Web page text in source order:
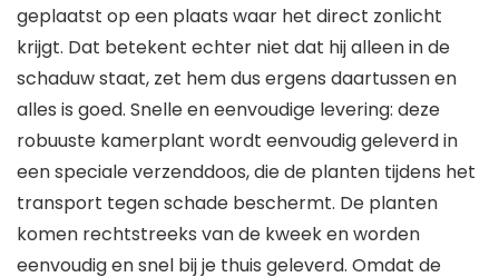
geplaatst op een plaats waar het direct zonlicht
krijgt. Dat betekent echter niet dat hij alleen in de
schaduw staat, zet hem dus ergens daartussen en
alles is goed. Snelle en eenvoudige levering: deze
robuuste kamerplant wordt eenvoudig geleverd in
een speciale verzenddoos, die de planten tijdens het
transport tegen schade beschermt. De planten
komen rechtstreeks van de kweek en worden
eenvoudig en snel bij je thuis geleverd. Omdat de